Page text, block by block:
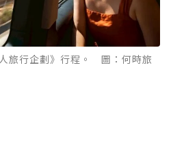
旅行企劃》行程。 圖：何時旅